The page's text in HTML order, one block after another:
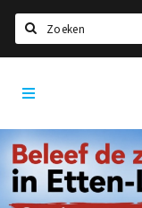
Home
Agenda
Deals
Party pics